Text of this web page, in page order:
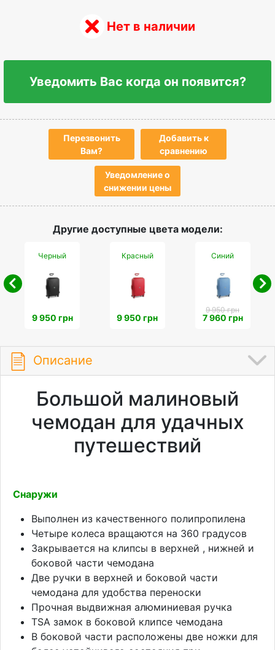
Нет в наличии
Уведомить Вас когда он появится?
Перезвонить
Вам?
Добавить к
сравнению
Уведомление о
снижении цены
Другие доступные цвета модели:
Черный
9 950 грн
Красный
9 950 грн
Синий
9 950 грн
7 960 грн
Описание
Большой малиновый
чемодан для удачных
путешествий
Снаружи
Выполнен из качественного полипропилена
Четыре колеса вращаются на 360 градусов
Закрывается на клипсы в верхней , нижней и
боковой части чемодана
Две ручки в верхней и боковой части
чемодана для удобства переноски
Прочная выдвижная алюминиевая ручка
TSA замок в боковой клипсе чемодана
В боковой части расположены две ножки для